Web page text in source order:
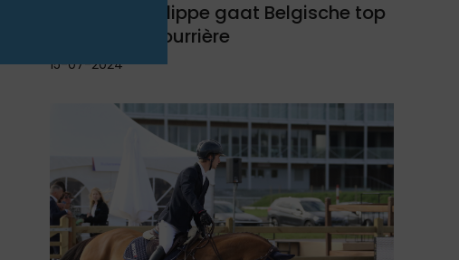
Charlotte Philippe gaat Belgische top
vijf voor in Courrière
15-07-2024